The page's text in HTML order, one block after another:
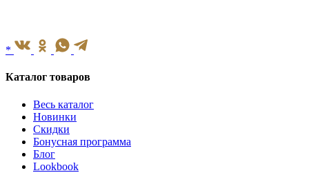
*
Каталог товаров
Весь каталог
Новинки
Скидки
Бонусная программа
Блог
Lookbook